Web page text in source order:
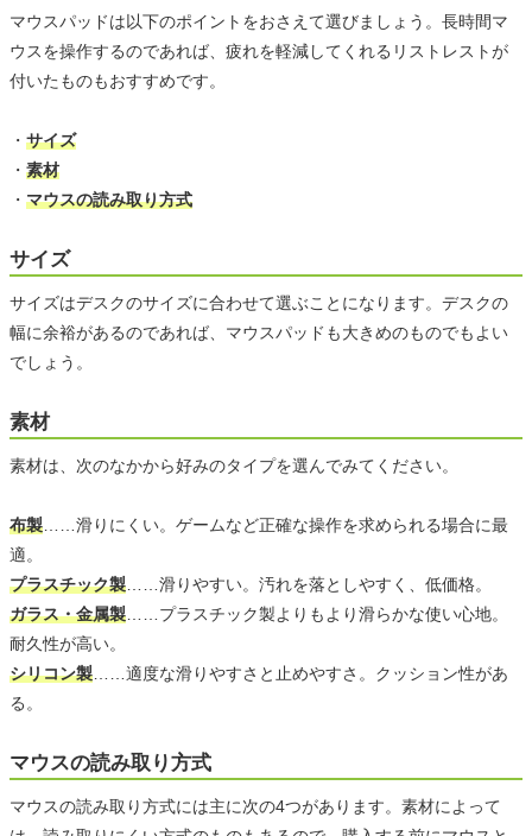
マウスパッドは以下のポイントをおさえて選びましょう。長時間マ
ウスを操作するのであれば、疲れを軽減してくれるリストレストが
付いたものもおすすめです。
・ サイズ
・ 素材
・ マウスの読み取り方式
サイズ
サイズはデスクのサイズに合わせて選ぶことになります。デスクの
幅に余裕があるのであれば、マウスパッドも大きめのものでもよい
でしょう。
素材
素材は、次のなかから好みのタイプを選んでみてください。
布製 ……滑りにくい。ゲームなど正確な操作を求められる場合に最
適。
プラスチック製 ……滑りやすい。汚れを落としやすく、低価格。
ガラス・金属製 ……プラスチック製よりもより滑らかな使い心地。
耐久性が高い。
シリコン製 ……適度な滑りやすさと止めやすさ。クッション性があ
る。
マウスの読み取り方式
マウスの読み取り方式には主に次の4つがあります。素材によって